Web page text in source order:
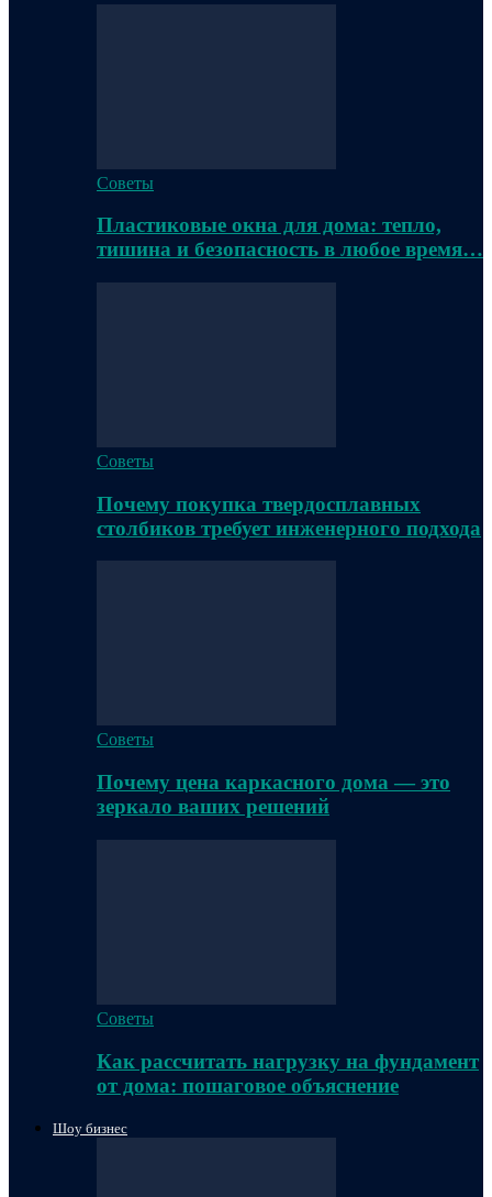
Советы
Пластиковые окна для дома: тепло,
тишина и безопасность в любое время…
Советы
Почему покупка твердосплавных
столбиков требует инженерного подхода
Советы
Почему цена каркасного дома — это
зеркало ваших решений
Советы
Как рассчитать нагрузку на фундамент
от дома: пошаговое объяснение
Шоу бизнес